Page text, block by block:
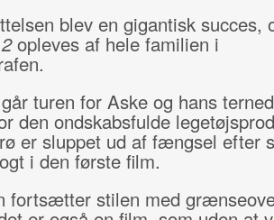
blev en gigantisk succes,
opleves af hele familien i
turen for Aske og hans
den ondskabsfulde
er sluppet ud af fængsel efter
i den første film.
fortsætter stilen med